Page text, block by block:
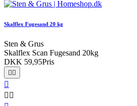
Skalflex Fugesand 20 kg
Sten & Grus
Skalflex Scan Fugesand 20kg
DKK 59,95Pris
 

 